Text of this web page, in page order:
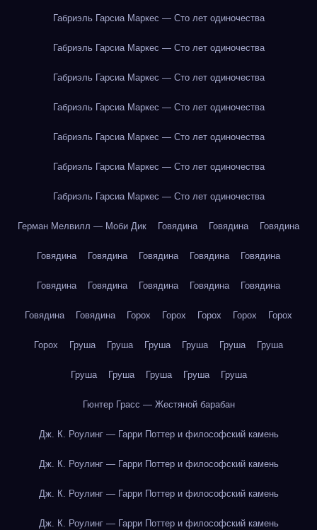
Габриэль Гарсиа Маркес — Сто лет одиночества
Габриэль Гарсиа Маркес — Сто лет одиночества
Габриэль Гарсиа Маркес — Сто лет одиночества
Габриэль Гарсиа Маркес — Сто лет одиночества
Габриэль Гарсиа Маркес — Сто лет одиночества
Габриэль Гарсиа Маркес — Сто лет одиночества
Габриэль Гарсиа Маркес — Сто лет одиночества
Герман Мелвилл — Моби Дик Говядина Говядина Говядина
Говядина Говядина Говядина Говядина Говядина
Говядина Говядина Говядина Говядина Говядина
Говядина Говядина Горох Горох Горох Горох Горох
Горох Груша Груша Груша Груша Груша Груша
Груша Груша Груша Груша Груша
Гюнтер Грасс — Жестяной барабан
Дж. К. Роулинг — Гарри Поттер и философский камень
Дж. К. Роулинг — Гарри Поттер и философский камень
Дж. К. Роулинг — Гарри Поттер и философский камень
Дж. К. Роулинг — Гарри Поттер и философский камень